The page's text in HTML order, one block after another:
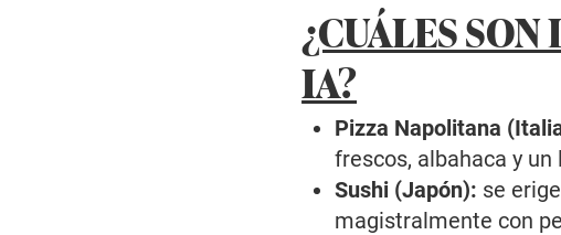
¿CUÁLES
IA?
Pizza Napolitana
frescos, albahaca y
Sushi (Japón): se
magistralmente con